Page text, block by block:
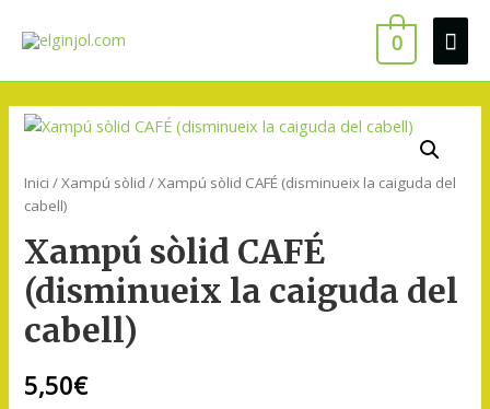
0
Inici /Xampú sòlid / Xampú sòlid CAFÉ (disminueix la caiguda del
cabell)
Xampú sòlid CAFÉ
(disminueix la caiguda del
cabell)
5,50€